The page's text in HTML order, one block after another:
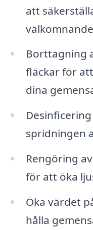
att
Borttagning
fläckar för
dina
spridningen
Rengöring
för att öka
Öka värdet
hålla